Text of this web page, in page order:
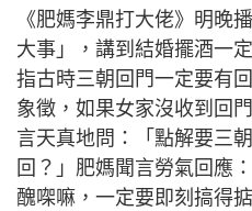
《肥媽李鼎打大佬》明晚
大事」，講到結婚擺酒一
指古時三朝回門一定要有
象徵，如果女家沒收到回
言天真地問：「點解要三
回？」肥媽聞言勞氣回應
醜㗎嘛，一定要即刻搞得